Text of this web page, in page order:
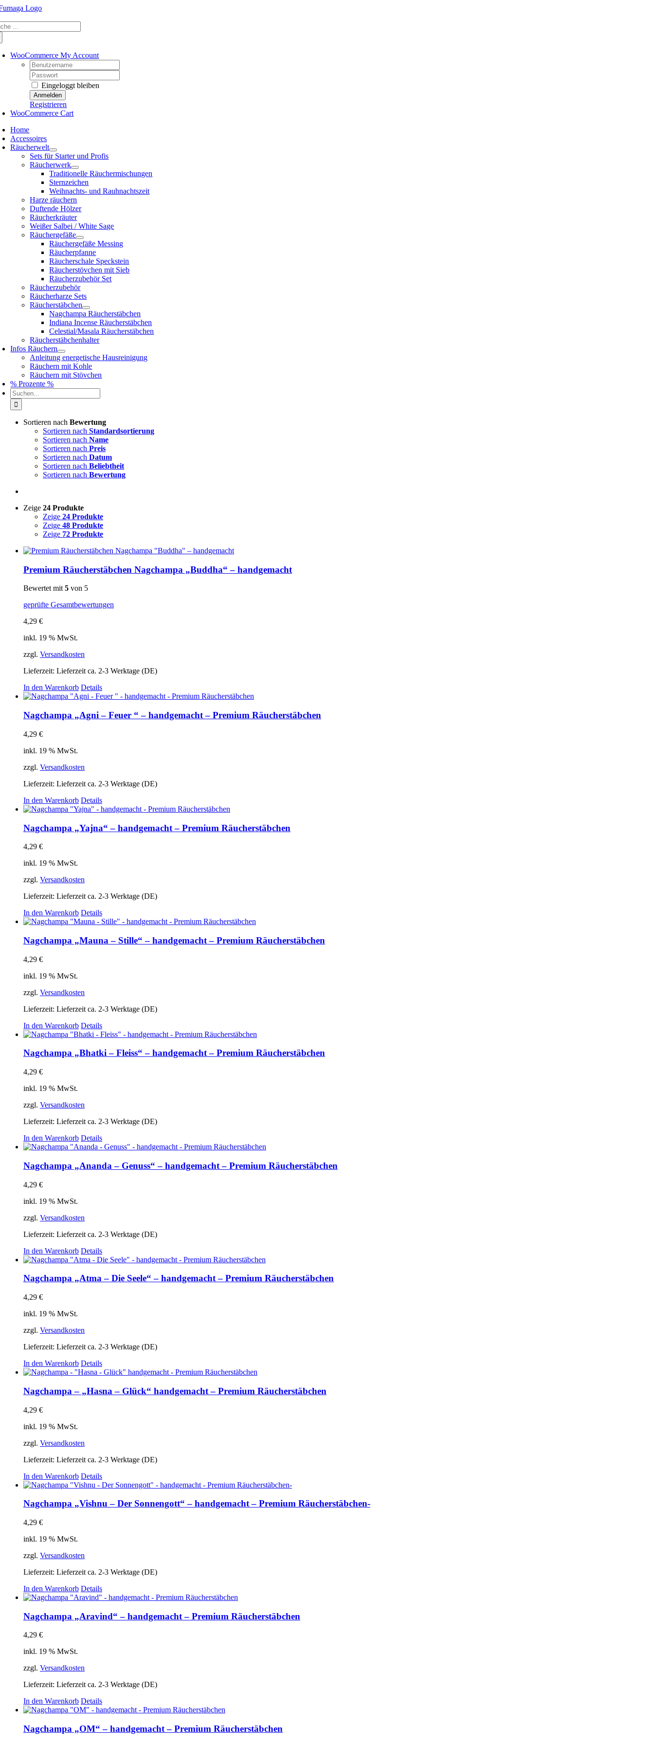
Skip
content
WooCommerce My Account
Username:
Password:
Eingeloggt bleiben
Registrieren
WooCommerce Cart
Home
Accessoires
Räucherwelt
Sets für Starter und Profis
Räucherwerk
Traditionelle Räuchermischungen
Sternzeichen
Weihnachts- und Rauhnachtszeit
Harze räuchern
Duftende Hölzer
Räucherkräuter
Weißer Salbei / White Sage
Räuchergefäße
Räuchergefäße Messing
Räucherpfanne
Räucherschale Speckstein
Räucherstövchen mit Sieb
Räucherzubehör Set
Räucherzubehör
Räucherharze Sets
Räucherstäbchen
Nagchampa Räucherstäbchen
Indiana Incense Räucherstäbchen
Celestial/Masala Räucherstäbchen
Räucherstäbchenhalter
Infos Räuchern
Anleitung energetische Hausreinigung
Räuchern mit Kohle
Räuchern mit Stövchen
% Prozente %
Suche
nach:
Sortieren nach Bewertung
Sortieren nach Standardsortierung
Sortieren nach Name
Sortieren nach Preis
Sortieren nach Datum
Sortieren nach Beliebtheit
Sortieren nach Bewertung
Zeige 24 Produkte
Zeige 24 Produkte
Zeige 48 Produkte
Zeige 72 Produkte
Premium Räucherstäbchen Nagchampa „Buddha“ – handgemacht
Bewertet mit5 von 5
geprüfte Gesamtbewertungen
4,29 €
inkl. 19 % MwSt.
zzgl. Versandkosten
Lieferzeit: Lieferzeit ca. 2-3 Werktage (DE)
In den Warenkorb Details
Nagchampa „Agni – Feuer “ – handgemacht – Premium Räucherstäbchen
4,29 €
inkl. 19 % MwSt.
zzgl. Versandkosten
Lieferzeit: Lieferzeit ca. 2-3 Werktage (DE)
In den Warenkorb Details
Nagchampa „Yajna“ – handgemacht – Premium Räucherstäbchen
4,29 €
inkl. 19 % MwSt.
zzgl. Versandkosten
Lieferzeit: Lieferzeit ca. 2-3 Werktage (DE)
In den Warenkorb Details
Nagchampa „Mauna – Stille“ – handgemacht – Premium Räucherstäbchen
4,29 €
inkl. 19 % MwSt.
zzgl. Versandkosten
Lieferzeit: Lieferzeit ca. 2-3 Werktage (DE)
In den Warenkorb Details
Nagchampa „Bhatki – Fleiss“ – handgemacht – Premium Räucherstäbchen
4,29 €
inkl. 19 % MwSt.
zzgl. Versandkosten
Lieferzeit: Lieferzeit ca. 2-3 Werktage (DE)
In den Warenkorb Details
Nagchampa „Ananda – Genuss“ – handgemacht – Premium Räucherstäbchen
4,29 €
inkl. 19 % MwSt.
zzgl. Versandkosten
Lieferzeit: Lieferzeit ca. 2-3 Werktage (DE)
In den Warenkorb Details
Nagchampa „Atma – Die Seele“ – handgemacht – Premium Räucherstäbchen
4,29 €
inkl. 19 % MwSt.
zzgl. Versandkosten
Lieferzeit: Lieferzeit ca. 2-3 Werktage (DE)
In den Warenkorb Details
Nagchampa – „Hasna – Glück“ handgemacht – Premium Räucherstäbchen
4,29 €
inkl. 19 % MwSt.
zzgl. Versandkosten
Lieferzeit: Lieferzeit ca. 2-3 Werktage (DE)
In den Warenkorb Details
Nagchampa „Vishnu – Der Sonnengott“ – handgemacht – Premium Räucherstäbchen-
4,29 €
inkl. 19 % MwSt.
zzgl. Versandkosten
Lieferzeit: Lieferzeit ca. 2-3 Werktage (DE)
In den Warenkorb Details
Nagchampa „Aravind“ – handgemacht – Premium Räucherstäbchen
4,29 €
inkl. 19 % MwSt.
zzgl. Versandkosten
Lieferzeit: Lieferzeit ca. 2-3 Werktage (DE)
In den Warenkorb Details
Nagchampa „OM“ – handgemacht – Premium Räucherstäbchen